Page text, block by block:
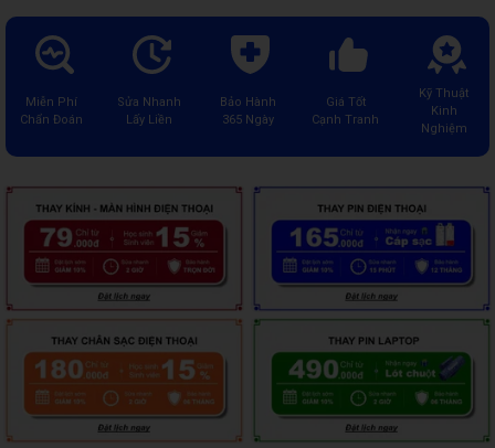
Miễn Phí
Chẩn Đoán
Sửa Nhanh
Lấy Liền
Bảo Hành
365 Ngày
Giá Tốt
Cạnh Tranh
Kỹ Thuật
Kinh
Nghiệm